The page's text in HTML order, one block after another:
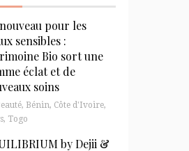
pour les
sensibles :
Bio sort une
éclat et de
soins
, Bénin, Côte d'Ivoire,
, Togo
by Dejii &